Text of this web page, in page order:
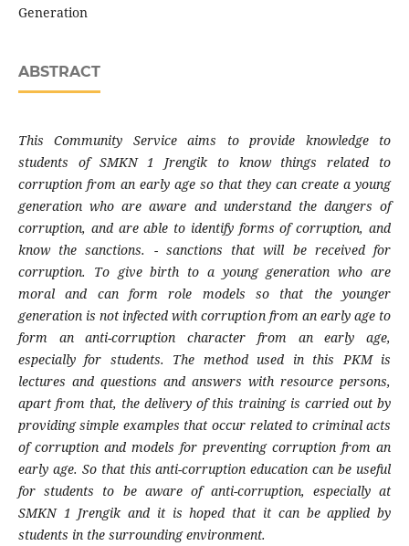
Generation
ABSTRACT
This Community Service aims to provide knowledge to
students of SMKN 1 Jrengik to know things related to
corruption from an early age so that they can create a young
generation who are aware and understand the dangers of
corruption, and are able to identify forms of corruption, and
know the sanctions. - sanctions that will be received for
corruption. To give birth to a young generation who are
moral and can form role models so that the younger
generation is not infected with corruption from an early age to
form an anti-corruption character from an early age,
especially for students. The method used in this PKM is
lectures and questions and answers with resource persons,
apart from that, the delivery of this training is carried out by
providing simple examples that occur related to criminal acts
of corruption and models for preventing corruption from an
early age. So that this anti-corruption education can be useful
for students to be aware of anti-corruption, especially at
SMKN 1 Jrengik and it is hoped that it can be applied by
students in the surrounding environment.